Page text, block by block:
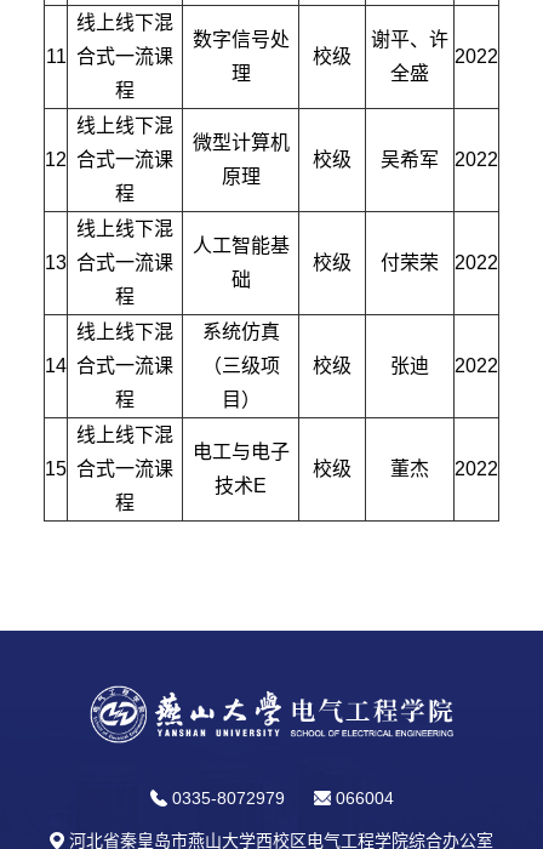
11
线上线下混
合式一流课
程
数字信号处
理
校级
谢平、许
全盛
2022
12
线上线下混
合式一流课
程
微型计算机
原理
校级 吴希军 2022
13
线上线下混
合式一流课
程
人工智能基
础
校级 付荣荣 2022
14
线上线下混
合式一流课
程
系统仿真
（三级项
目）
校级 张迪 2022
15
线上线下混
合式一流课
程
电工与电子
技术E
校级 董杰 2022
0335-8072979 066004
河北省秦皇岛市燕山大学西校区电气工程学院综合办公室